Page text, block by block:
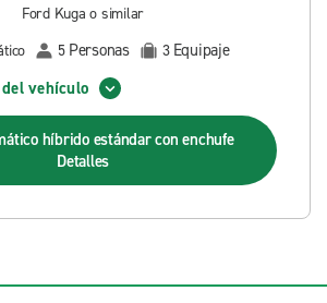
Ford Kuga o similar
5 Personas 3 Equipaje
vehículo
híbrido estándar con enchufe
Detalles